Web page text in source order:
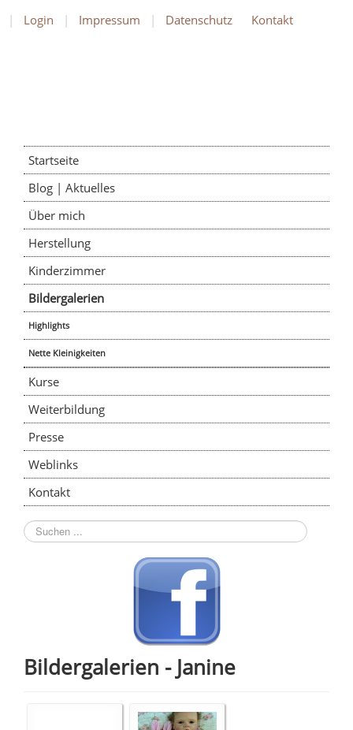
Login Impressum Datenschutz Kontakt
Startseite
Blog | Aktuelles
Über mich
Herstellung
Kinderzimmer
Bildergalerien
Highlights
Nette Kleinigkeiten
Kurse
Weiterbildung
Presse
Weblinks
Kontakt
Suchen
...
Bildergalerien - Janine